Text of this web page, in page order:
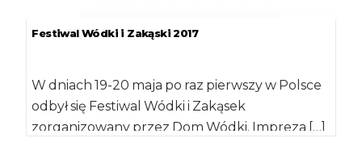
Festiwal Wódki i Zakąski 2017
W dniach 19-20 maja po raz pierwszy w Polsce
odbył się Festiwal Wódki i Zakąsek
zorganizowany przez Dom Wódki. Impreza […]